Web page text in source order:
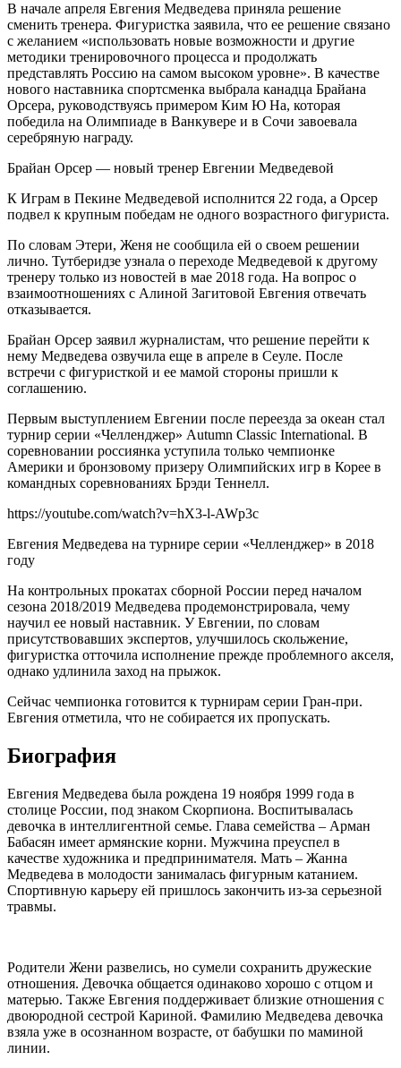
В начале апреля Евгения Медведева приняла решение
сменить тренера. Фигуристка заявила, что ее решение связано
с желанием «использовать новые возможности и другие
методики тренировочного процесса и продолжать
представлять Россию на самом высоком уровне». В качестве
нового наставника спортсменка выбрала канадца Брайана
Орсера, руководствуясь примером Ким Ю На, которая
победила на Олимпиаде в Ванкувере и в Сочи завоевала
серебряную награду.
Брайан Орсер — новый тренер Евгении Медведевой
К Играм в Пекине Медведевой исполнится 22 года, а Орсер
подвел к крупным победам не одного возрастного фигуриста.
По словам Этери, Женя не сообщила ей о своем решении
лично. Тутберидзе узнала о переходе Медведевой к другому
тренеру только из новостей в мае 2018 года. На вопрос о
взаимоотношениях с Алиной Загитовой Евгения отвечать
отказывается.
Брайан Орсер заявил журналистам, что решение перейти к
нему Медведева озвучила еще в апреле в Сеуле. После
встречи с фигуристкой и ее мамой стороны пришли к
соглашению.
Первым выступлением Евгении после переезда за океан стал
турнир серии «Челленджер» Autumn Classic International. В
соревновании россиянка уступила только чемпионке
Америки и бронзовому призеру Олимпийских игр в Корее в
командных соревнованиях Брэди Теннелл.
https://youtube.com/watch?v=hX3-l-AWp3c
Евгения Медведева на турнире серии «Челленджер» в 2018
году
На контрольных прокатах сборной России перед началом
сезона 2018/2019 Медведева продемонстрировала, чему
научил ее новый наставник. У Евгении, по словам
присутствовавших экспертов, улучшилось скольжение,
фигуристка отточила исполнение прежде проблемного акселя,
однако удлинила заход на прыжок.
Сейчас чемпионка готовится к турнирам серии Гран-при.
Евгения отметила, что не собирается их пропускать.
Биография
Евгения Медведева была рождена 19 ноября 1999 года в
столице России, под знаком Скорпиона. Воспитывалась
девочка в интеллигентной семье. Глава семейства – Арман
Бабасян имеет армянские корни. Мужчина преуспел в
качестве художника и предпринимателя. Мать – Жанна
Медведева в молодости занималась фигурным катанием.
Спортивную карьеру ей пришлось закончить из-за серьезной
травмы.
Родители Жени развелись, но сумели сохранить дружеские
отношения. Девочка общается одинаково хорошо с отцом и
матерью. Также Евгения поддерживает близкие отношения с
двоюродной сестрой Кариной. Фамилию Медведева девочка
взяла уже в осознанном возрасте, от бабушки по маминой
линии.